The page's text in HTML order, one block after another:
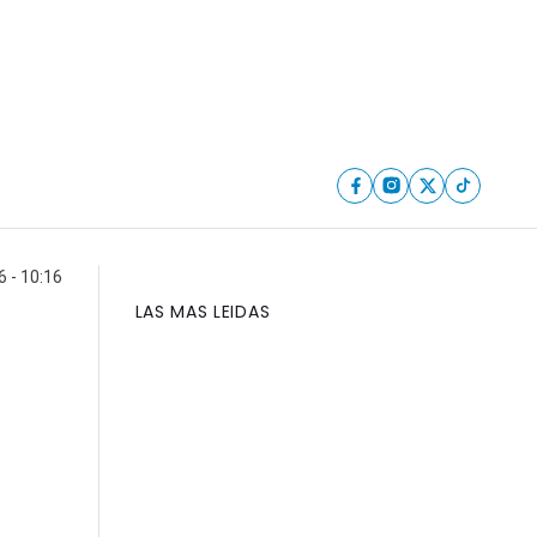
- 10:16
LAS MAS LEIDAS